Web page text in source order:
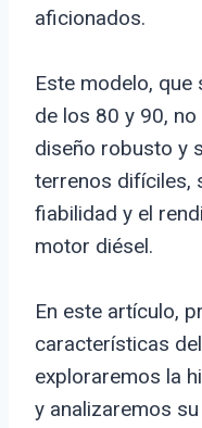
aficionados.
Este modelo, que
de los 80 y 90,
diseño robusto y
terrenos difíciles,
fiabilidad y el
motor diésel.
En este artículo,
características
exploraremos la
y analizaremos